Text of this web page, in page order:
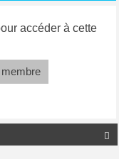

accéder à cette